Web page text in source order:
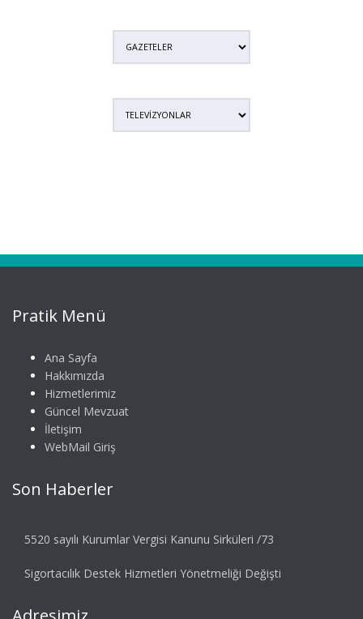
Pratik Menü
Ana Sayfa
Hakkımızda
Hizmetlerimiz
Güncel Mevzuat
İletişim
WebMail Giriş
Son Haberler
5520 sayılı Kurumlar Vergisi Kanunu Sirküleri /73
Sigortacılık Destek Hizmetleri Yönetmeliği Değişti